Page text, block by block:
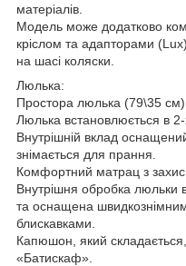
матеріалів.
Модель може додатково
кріслом та адапторами
на шасі коляски.
Люлька:
Простора люлька (79\35 см)
Люлька встановлюється в 2-
Внутрішній вклад
знімається для прання.
Комфортний матрац з
Внутрішня обробка люльки
та оснащена
блискавками.
Капюшон, який
«Батискаф».